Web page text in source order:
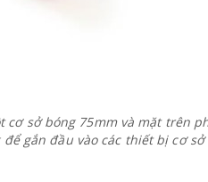
cơ sở bóng 75mm và mặt trên
gắn đầu vào các thiết bị cơ